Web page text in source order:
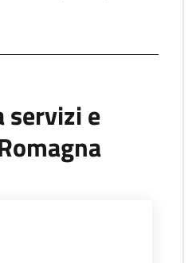
servizi e